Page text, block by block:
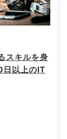
スキルを身
日以上のIT